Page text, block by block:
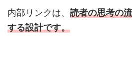
内部リンクは、 読者の思考の
する設計です。